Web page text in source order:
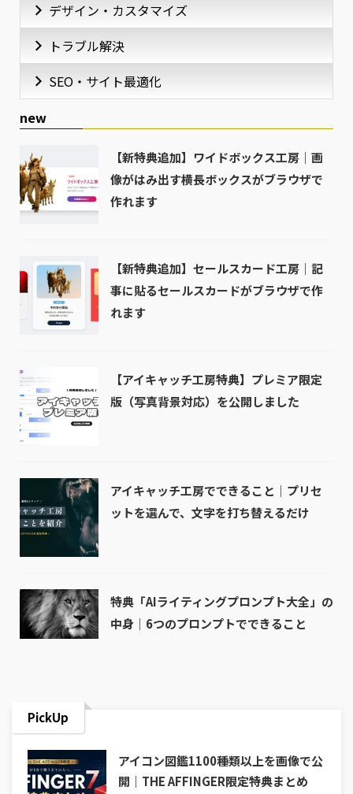
デザイン・カスタマイズ
トラブル解決
SEO・サイト最適化
new
【新特典追加】ワイドボックス工房｜画
像がはみ出す横長ボックスがブラウザで
作れます
【新特典追加】セールスカード工房｜記
事に貼るセールスカードがブラウザで作
れます
【アイキャッチ工房特典】プレミア限定
版（写真背景対応）を公開しました
アイキャッチ工房でできること｜プリセ
ットを選んで、文字を打ち替えるだけ
特典「AIライティングプロンプト大全」の
中身｜6つのプロンプトでできること
PickUp
アイコン図鑑1100種類以上を画像で公
開｜THE AFFINGER限定特典まとめ